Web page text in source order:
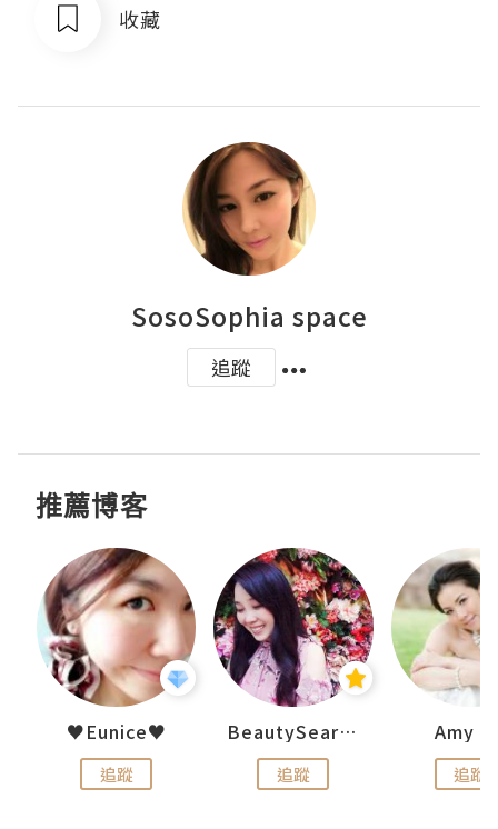
收藏
SosoSophia space
追蹤
推薦博客
♥Eunice♥
追蹤
BeautySearch
追蹤
Amy
追蹤